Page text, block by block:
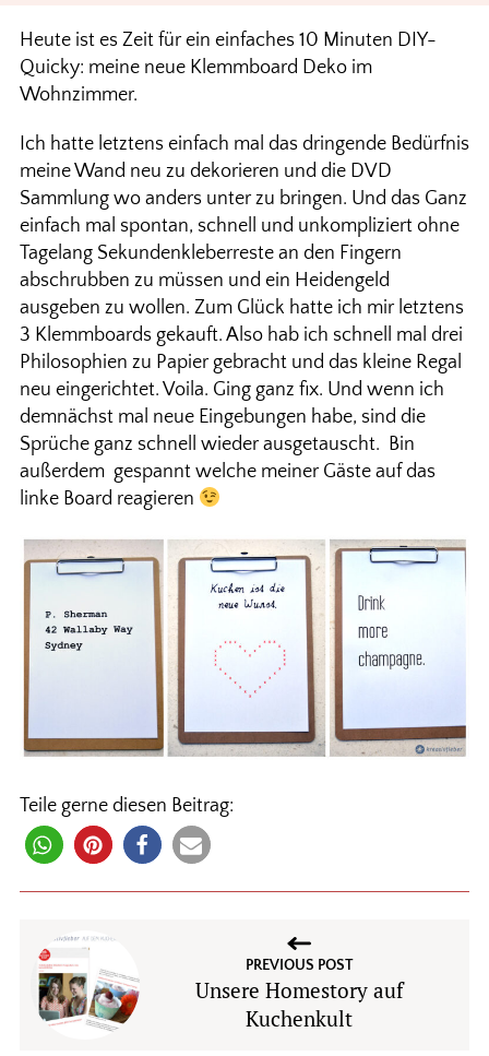
Heute ist es Zeit für ein einfaches 10 Minuten DIY-
Quicky: meine neue Klemmboard Deko im
Wohnzimmer.
Ich hatte letztens einfach mal das dringende Bedürfnis
meine Wand neu zu dekorieren und die DVD
Sammlung wo anders unter zu bringen. Und das Ganz
einfach mal spontan, schnell und unkompliziert ohne
Tagelang Sekundenkleberreste an den Fingern
abschrubben zu müssen und ein Heidengeld
ausgeben zu wollen. Zum Glück hatte ich mir letztens
3 Klemmboards gekauft. Also hab ich schnell mal drei
Philosophien zu Papier gebracht und das kleine Regal
neu eingerichtet. Voila. Ging ganz fix. Und wenn ich
demnächst mal neue Eingebungen habe, sind die
Sprüche ganz schnell wieder ausgetauscht. Bin
außerdem gespannt welche meiner Gäste auf das
linke Board reagieren
Teile gerne diesen Beitrag:
PREVIOUS POST
Unsere Homestory auf
Kuchenkult